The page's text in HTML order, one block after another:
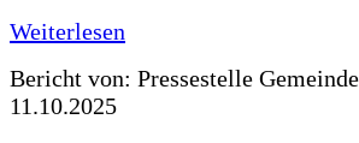
Weiterlesen
Bericht von: Pressestelle
11.10.2025